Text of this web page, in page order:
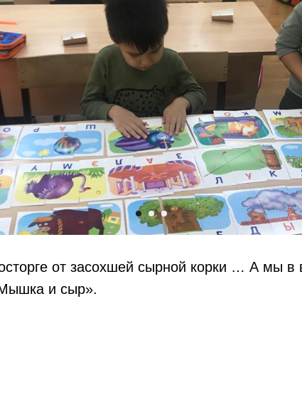
от засохшей сырной корки … А мы в
и сыр».